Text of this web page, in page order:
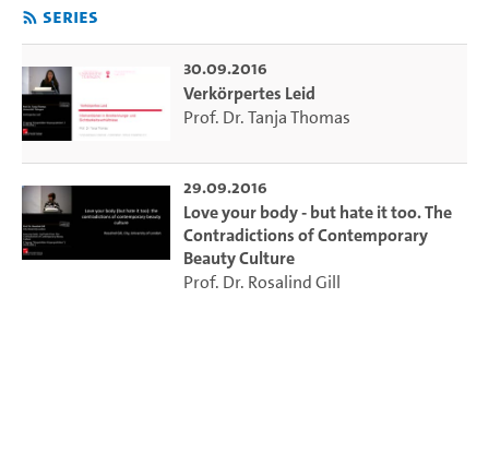
auch modifizieren. Themenfelder waren
Körperoptimierung und -disziplinierung, visuelle Inklusion
und Exklusion, Visibilität und Vulnerabilität von
Körperbildern, aber auch Protestformen mittels
mediatisierter Körperpraktiken.
Videoproduktion:eLearning-Büro der Fakultät für
Wirtschafts- und Sozialwissenschaften
Series
30.09.2016
Verkörpertes Leid
Prof. Dr. Tanja Thomas
29.09.2016
Love your body - but hate it too. The
Contradictions of Contemporary
Beauty Culture
Prof. Dr. Rosalind Gill